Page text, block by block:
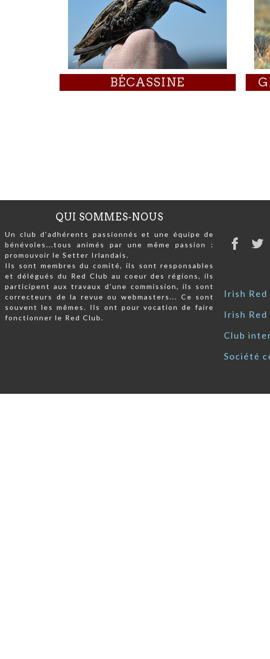
BÉCASSINE
QUI SOMMES-NOUS
Un club d'adhérents passionnés et une équipe de
bénévoles...tous animés par une même passion :
promouvoir le Setter Irlandais.
Ils sont membres du comité, ils sont responsables
et délégués du Red Club au coeur des régions, ils
participent aux travaux d'une commission, ils sont
correcteurs de la revue ou webmasters... Ce sont
souvent les mêmes. Ils ont pour vocation de faire
fonctionner le Red Club.
Irish
Irish
Club
Société